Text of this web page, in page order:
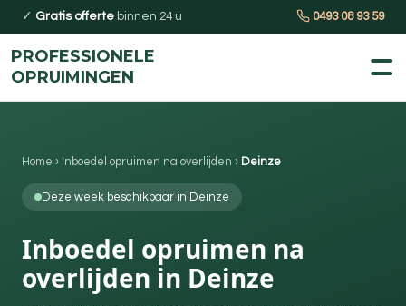
✓ Gratis offerte binnen 24 u 0493 08 93 59
PROFESSIONELE
OPRUIMINGEN
Home › Inboedel opruimen na overlijden › Deinze
Deze week beschikbaar in Deinze
Inboedel opruimen na
overlijden in Deinze